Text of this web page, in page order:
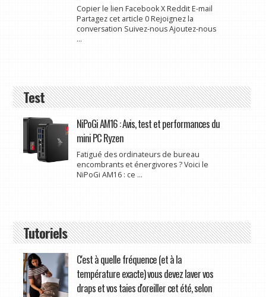
Copier le lien Facebook X Reddit E-mail
Partagez cet article 0 Rejoignez la
conversation Suivez-nous Ajoutez-nous
...
Test
NiPoGi AM16 : Avis, test et performances du
mini PC Ryzen
Fatigué des ordinateurs de bureau
encombrants et énergivores ? Voici le
NiPoGi AM16 : ce ...
Tutoriels
C'est à quelle fréquence (et à la
température exacte) vous devez laver vos
draps et vos taies d'oreiller cet été, selon